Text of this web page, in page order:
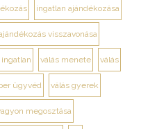
ingatlan ajándékozása
visszavonása
válás menete válás
ügyvéd válás gyerek
megosztása